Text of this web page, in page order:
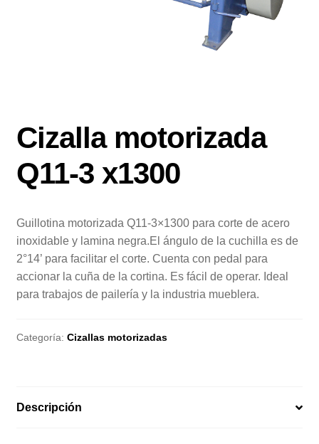
Cizalla motorizada
Q11-3 x1300
Guillotina motorizada Q11-3×1300 para corte de acero
inoxidable y lamina negra.El ángulo de la cuchilla es de
2°14’ para facilitar el corte. Cuenta con pedal para
accionar la cuña de la cortina. Es fácil de operar. Ideal
para trabajos de pailería y la industria mueblera.
Categoría: Cizallas motorizadas
Descripción